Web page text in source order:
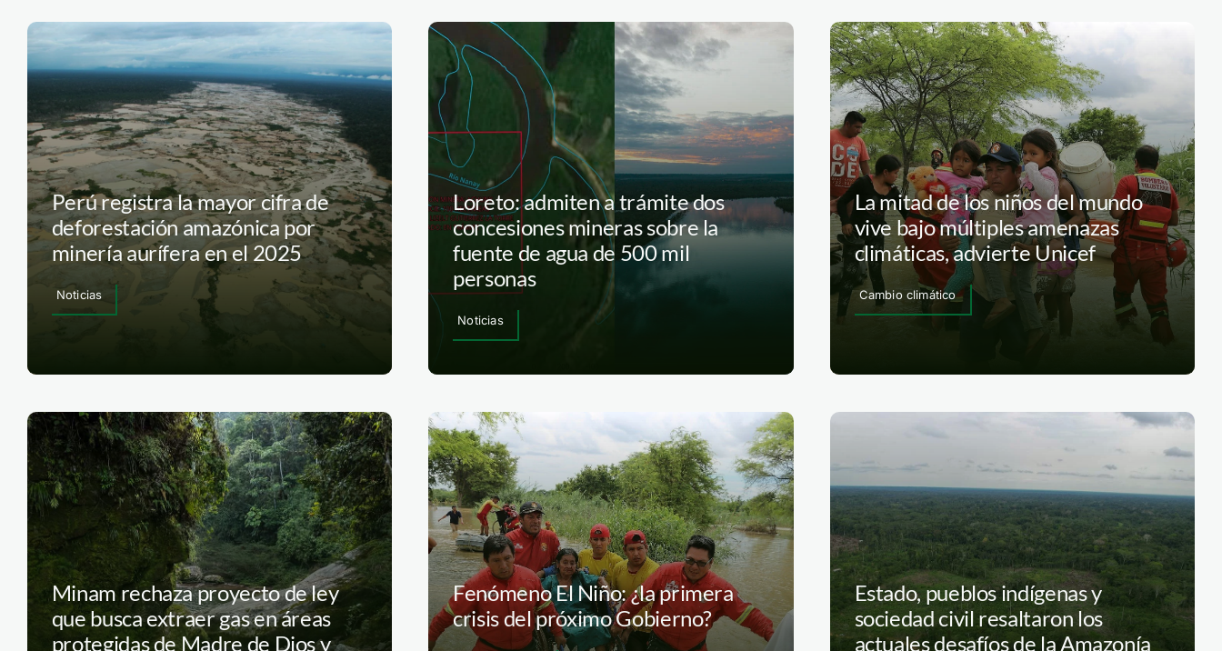
Perú registra la mayor cifra de
deforestación amazónica por
minería aurífera en el 2025
Noticias
Loreto: admiten a trámite dos
concesiones mineras sobre la
fuente de agua de 500 mil
personas
Noticias
La mitad de los niños del mundo
vive bajo múltiples amenazas
climáticas, advierte Unicef
Cambio climático
Minam rechaza proyecto de ley
que busca extraer gas en áreas
protegidas de Madre de Dios y
Fenómeno El Niño: ¿la primera
crisis del próximo Gobierno?
Estado, pueblos indígenas y
sociedad civil resaltaron los
actuales desafíos de la Amazonía